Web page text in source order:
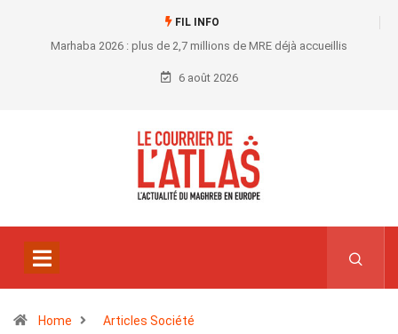
FIL INFO
Marhaba 2026 : plus de 2,7 millions de MRE déjà accueillis
6 août 2026
Home Articles Société